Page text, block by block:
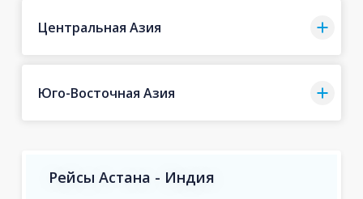
Центральная Азия
Юго-Восточная Азия
Рейсы Астана - Индия